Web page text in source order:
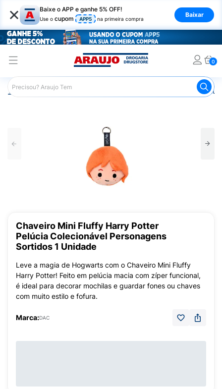
× Baixe o APP e ganhe 5% OFF!
Use o cupom APP5 na primeira compra
Baixar
0
Araujo Infantil Chaveiro Mini
Chaveiro Mini Fluffy Harry Potter
Pelúcia Colecionável Personagens
Sortidos 1 Unidade
Leve a magia de Hogwarts com o Chaveiro Mini Fluffy
Harry Potter! Feito em pelúcia macia com zíper funcional,
é ideal para decorar mochilas e guardar fones ou chaves
com muito estilo e fofura.
Marca:DAC